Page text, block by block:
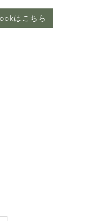
はこちら